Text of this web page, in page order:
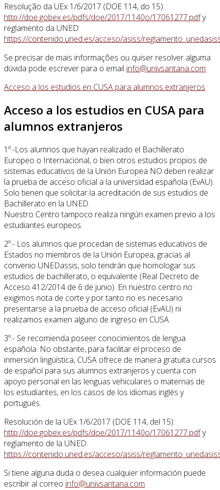
Resolução da UEx 1/6/2017 (DOE 114, do 15):
http://doe.gobex.es/pdfs/doe/2017/1140o/17061277.pdfy
reglamento da UNED:
https://contenido.uned.es/acceso/asiss/
Se precisar de mais informações ou quiser resolver alguma
dúvida pode escrever para o email
Acceso a los estudios en CUSA para alumnos extranjeros
Acceso a los estudios en CUSA para
alumnos extranjeros
1º.-Los alumnos que hayan realizado el Bachillerato
Europeo o Internacional, o bien otros estudios propios de
sistemas educativos de la Unión Europea NO deben realizar
la prueba de acceso oficial a la universidad española (EvAU).
Solo tienen que solicitar la acreditación de sus estudios de
Bachillerato en la UNED.
Nuestro Centro tampoco realiza ningún examen previo a los
estudiantes europeos.
2º.- Los alumnos que procedan de sistemas educativos de
Estados no miembros de la Unión Europea, gracias al
convenio UNEDassis, solo tendrán que homologar sus
estudios de bachillerato, o equivalente (Real Decreto de
Acceso 412/2014 de 6 de junio). En nuestro centro no
exigimos nota de corte y por tanto no es necesario
presentarse a la prueba de acceso oficial (EvAU) ni
realizamos examen alguno de ingreso en CUSA.
3º.- Se recomienda poseer conocimientos de lengua
española. No obstante, para facilitar el proceso de
inmersión lingüística, CUSA ofrece de manera gratuita cursos
de español para sus alumnos extranjeros y cuenta con
apoyo personal en las lenguas vehiculares o maternas de
los estudiantes, en los casos de los idiomas inglés y
portugués.
Resolución de la UEx 1/6/2017 (DOE 114, del 15):
http://doe.gobex.es/pdfs/doe/2017/1140o/17061277.pdfy
reglamento de la UNED:
https://contenido.uned.es/acceso/asiss/
Si tiene alguna duda o desea cualquier información puede
escribir al correo